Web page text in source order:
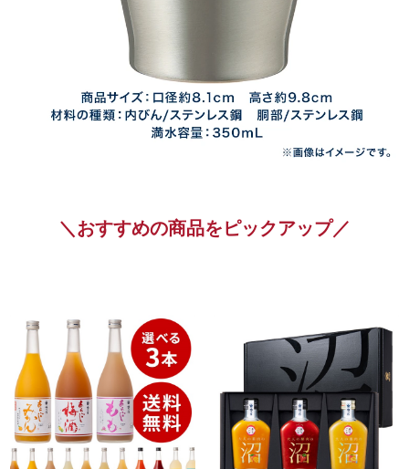
＼おすすめの商品をピックアップ／